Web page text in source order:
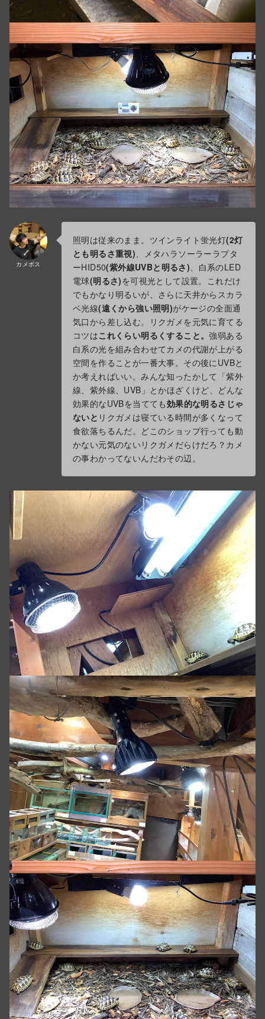
カメボス
照明は従来のまま。ツインライト蛍光灯(2灯
とも明るさ重視) 、メタハラソーラーラプタ
ーHID50(紫外線UVBと明るさ) 、白系のLED
電球(明るさ)を可視光として設置。これだけ
でもかなり明るいが、さらに天井からスカラ
ベ光線(遠くから強い照明)がケージの全面通
気口から差し込む。リクガメを元気に育てる
コツはこれくらい明るくすること。強弱ある
白系の光を組み合わせてカメの代謝が上がる
空間を作ることが一番大事。その後にUVBと
か考えればいい。みんな知ったかして「紫外
線、紫外線、UVB」とかほざくけど、どんな
効果的なUVBを当てても効果的な明るさじゃ
ないと リクガメは寝ている時間が多くなって
食欲落ちるんだ。どこのショップ行っても動
かない元気のないリクガメだらけだろ？カメ
の事わかってないんだわその辺。